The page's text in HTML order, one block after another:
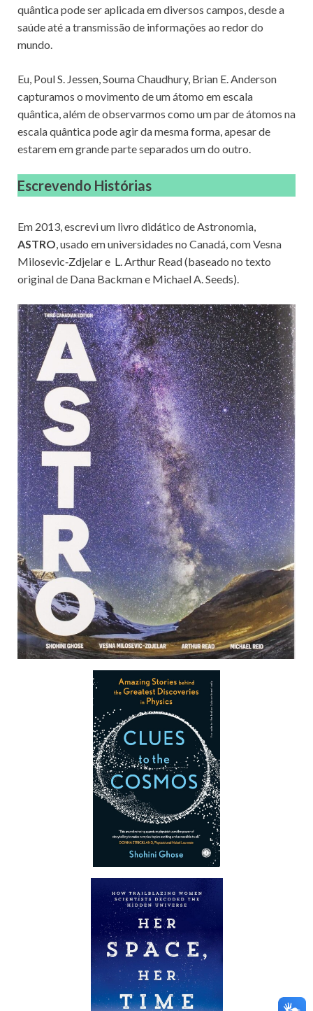
quântica pode ser aplicada em diversos campos, desde a
saúde até a transmissão de informações ao redor do
mundo.
Eu, Poul S. Jessen, Souma Chaudhury, Brian E. Anderson
capturamos o movimento de um átomo em escala
quântica, além de observarmos como um par de átomos na
escala quântica pode agir da mesma forma, apesar de
estarem em grande parte separados um do outro.
Escrevendo Histórias
Em 2013, escrevi um livro didático de Astronomia,
ASTRO, usado em universidades no Canadá, com Vesna
Milosevic‑Zdjelar e L. Arthur Read (baseado no texto
original de Dana Backman e Michael A. Seeds).